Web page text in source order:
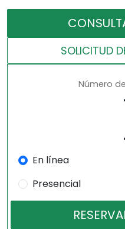
SOLICITUD
Número
En línea
Presencial